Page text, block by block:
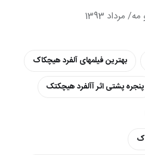
1393
بهترین فیلمهای آلفرد هیچکاک
پنجره پشتی اثر آآلفرد هیچکتک